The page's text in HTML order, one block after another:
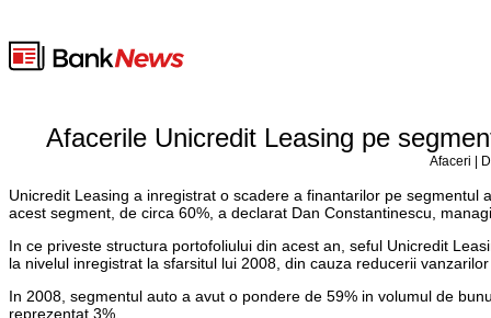
Afacerile Unicredit Leasing pe
Afaceri |
Unicredit Leasing a inregistrat o scadere a finantarilor pe
acest segment, de circa 60%, a declarat Dan Constantinescu,
In ce priveste structura portofoliului din acest an, seful Unicredit
la nivelul inregistrat la sfarsitul lui 2008, din cauza reducerii
In 2008, segmentul auto a avut o pondere de 59% in volumul de
reprezentat 3%.